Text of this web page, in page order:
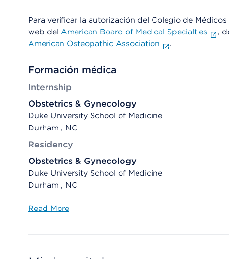
Para verificar la autorización del Colegio de
web del American Board of Medical Specialties ,
American Osteopathic Association
.
Formación médica
Internship
Obstetrics & Gynecology
Duke University School of Medicine
Durham , NC
Residency
Obstetrics & Gynecology
Duke University School of Medicine
Durham , NC
Read More